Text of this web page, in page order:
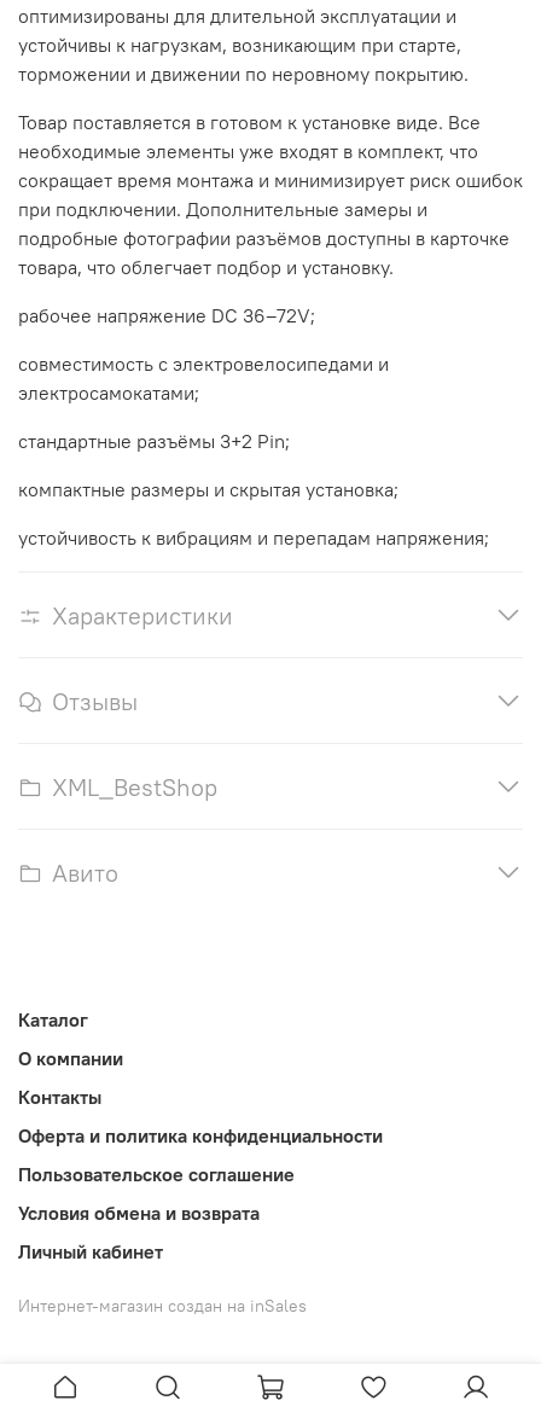
оптимизированы для длительной эксплуатации и
устойчивы к нагрузкам, возникающим при старте,
торможении и движении по неровному покрытию.
Товар поставляется в готовом к установке виде. Все
необходимые элементы уже входят в комплект, что
сокращает время монтажа и минимизирует риск ошибок
при подключении. Дополнительные замеры и
подробные фотографии разъёмов доступны в карточке
товара, что облегчает подбор и установку.
рабочее напряжение DC 36–72V;
совместимость с электровелосипедами и
электросамокатами;
стандартные разъёмы 3+2 Pin;
компактные размеры и скрытая установка;
устойчивость к вибрациям и перепадам напряжения;
Характеристики
Отзывы
XML_BestShop
Авито
Каталог
О компании
Контакты
Оферта и политика конфиденциальности
Пользовательское соглашение
Условия обмена и возврата
Личный кабинет
Интернет-магазин создан на inSales